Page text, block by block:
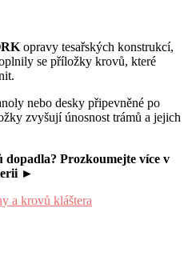
opravy tesařských konstrukcí,
se příložky krovů, které
nebo desky připevněné po
zvyšují únosnost trámů a jejich
Prozkoumejte více v
►
a krovů kláštera